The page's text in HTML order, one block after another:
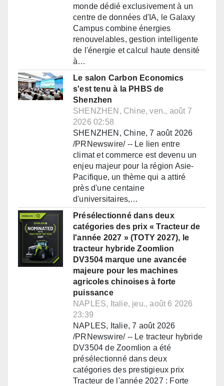
monde dédié exclusivement à un
centre de données d'IA, le Galaxy
Campus combine énergies
renouvelables, gestion intelligente
de l'énergie et calcul haute densité
à…
Le salon Carbon Economics
s'est tenu à la PHBS de
Shenzhen
SHENZHEN, Chine, ven., août 7
2026 02:58
SHENZHEN, Chine, 7 août 2026
/PRNewswire/ -- Le lien entre
climat et commerce est devenu un
enjeu majeur pour la région Asie-
Pacifique, un thème qui a attiré
près d'une centaine
d'universitaires,…
Présélectionné dans deux
catégories des prix « Tracteur de
l'année 2027 » (TOTY 2027), le
tracteur hybride Zoomlion
DV3504 marque une avancée
majeure pour les machines
agricoles chinoises à forte
puissance
NAPLES, Italie, jeu., août 6 2026
23:39
NAPLES, Italie, 7 août 2026
/PRNewswire/ -- Le tracteur hybride
DV3504 de Zoomlion a été
présélectionné dans deux
catégories des prestigieux prix
Tracteur de l'année 2027 : Forte